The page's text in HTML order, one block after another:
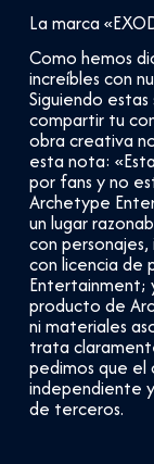
La marca
Como hemos
increíbles con
Siguiendo
compartir tu
obra creativa
esta nota:
por fans y no
Archetype
un lugar
con
con licencia de
Entertainment;
producto de
ni materiales
trata
pedimos que
independiente
de terceros.